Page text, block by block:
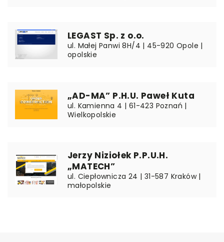
LEGAST Sp. z o.o.
ul. Małej Panwi 8H/4 | 45-920 Opole |
opolskie
„AD-MA” P.H.U. Paweł Kuta
ul. Kamienna 4 | 61-423 Poznań |
Wielkopolskie
Jerzy Niziołek P.P.U.H.
„MATECH”
ul. Ciepłownicza 24 | 31-587 Kraków |
małopolskie